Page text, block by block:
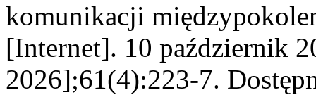
komunikacji
[Internet]. 10 październik
2026];61(4):223-7.